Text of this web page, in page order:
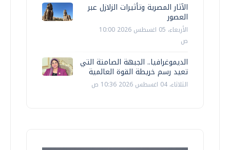
الآثار المصرية وتأثيرات الزلازل عبر
العصور
الأربعاء، 05 اغسطس 2026 10:00
ص
الديموغرافيا.. الجبهة الصامتة التي
تعيد رسم خريطة القوة العالمية
الثلاثاء، 04 اغسطس 2026 10:36 ص